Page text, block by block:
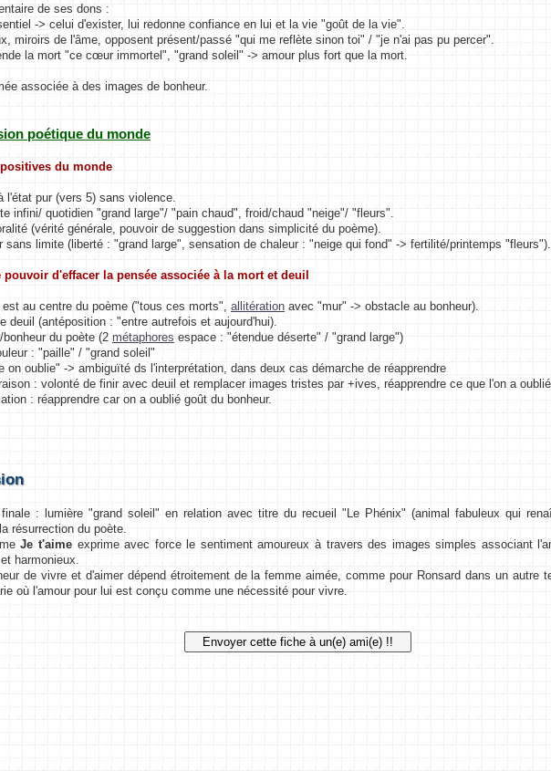
de ses dons :
-> celui d'exister, lui redonne confiance en lui et la vie "goût de la vie".
miroirs de l'âme, opposent présent/passé "qui me reflète sinon toi" / "je n'ai pas pu percer".
la mort "ce cœur immortel", "grand soleil" -> amour plus fort que la mort.
associée à des images de bonheur.
poétique du monde
du monde
l'état pur (vers 5) sans violence.
infini/ quotidien "grand large"/ "pain chaud", froid/chaud "neige"/ "fleurs".
(vérité générale, pouvoir de suggestion dans simplicité du poème).
sans limite (liberté : "grand large", sensation de chaleur : "neige qui fond" -> fertilité/printemps "fleurs").
pouvoir d'effacer la pensée associée à la mort et deuil
au centre du poème ("tous ces morts", allitération avec "mur" -> obstacle au bonheur).
deuil (antéposition : "entre autrefois et aujourd'hui).
du poète (2 métaphores espace : "étendue déserte" / "grand large")
"paille" / "grand soleil"
on oublie" -> ambiguïté ds l'interprétation, dans deux cas démarche de réapprendre
: volonté de finir avec deuil et remplacer images tristes par +ives, réapprendre ce que l'on a oublié.
: réapprendre car on a oublié goût du bonheur.
: lumière "grand soleil" en relation avec titre du recueil "Le Phénix" (animal fabuleux qui
résurrection du poète.
Je t'aimeexprime avec force le sentiment amoureux à travers des images simples associant
harmonieux.
de vivre et d'aimer dépend étroitement de la femme aimée, comme pour Ronsard dans un autre
où l'amour pour lui est conçu comme une nécessité pour vivre.